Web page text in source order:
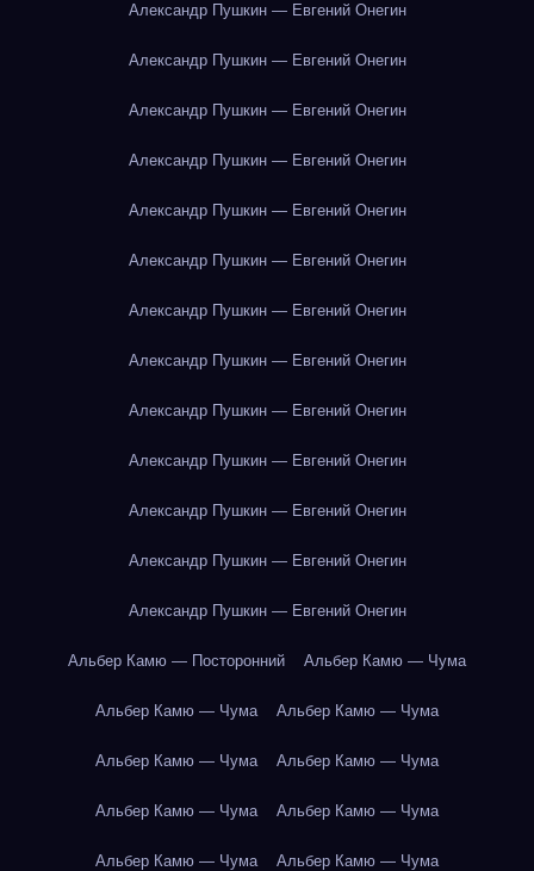
Александр Пушкин — Евгений Онегин
Александр Пушкин — Евгений Онегин
Александр Пушкин — Евгений Онегин
Александр Пушкин — Евгений Онегин
Александр Пушкин — Евгений Онегин
Александр Пушкин — Евгений Онегин
Александр Пушкин — Евгений Онегин
Александр Пушкин — Евгений Онегин
Александр Пушкин — Евгений Онегин
Александр Пушкин — Евгений Онегин
Александр Пушкин — Евгений Онегин
Александр Пушкин — Евгений Онегин
Александр Пушкин — Евгений Онегин
Альбер Камю — Посторонний Альбер Камю — Чума
Альбер Камю — Чума Альбер Камю — Чума
Альбер Камю — Чума Альбер Камю — Чума
Альбер Камю — Чума Альбер Камю — Чума
Альбер Камю — Чума Альбер Камю — Чума